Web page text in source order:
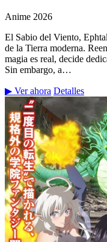
Anime 2026
El Sabio del Viento,
de la Tierra moderna.
magia es real, decide
Sin embargo, a…
▶ Ver ahora Detalles